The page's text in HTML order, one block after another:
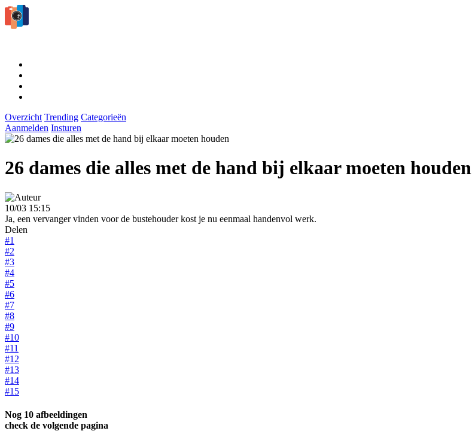
Overzicht Trending Categorieën
Aanmelden Insturen
26 dames die alles met de hand bij elkaar moeten houden
10/03 15:15
Ja, een vervanger vinden voor de bustehouder kost je nu eenmaal handenvol werk.
Delen
#1
#2
#3
#4
#5
#6
#7
#8
#9
#10
#11
#12
#13
#14
#15
Nog 10 afbeeldingen
check de volgende pagina